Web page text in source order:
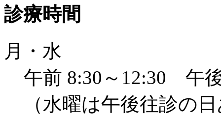
診療時間
月・水
午前 8:30～12:30 午
（水曜は午後往診の